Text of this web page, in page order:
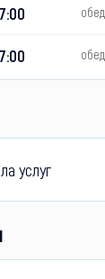
обед
обед
услуг